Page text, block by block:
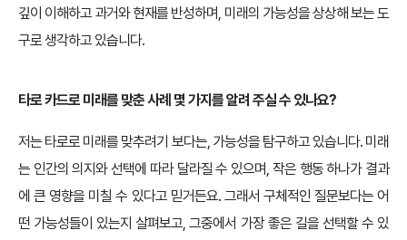
깊이 이해하고 과거와 현재를 반성하며, 미래의 가능성을 상상해 보는 도
구로 생각하고 있습니다.
타로 카드로 미래를 맞춘 사례 몇 가지를 알려 주실 수 있나요?
저는 타로로 미래를 맞추려기 보다는, 가능성을 탐구하고 있습니다. 미래
는 인간의 의지와 선택에 따라 달라질 수 있으며, 작은 행동 하나가 결과
에 큰 영향을 미칠 수 있다고 믿거든요. 그래서 구체적인 질문보다는 어
떤 가능성들이 있는지 살펴보고, 그중에서 가장 좋은 길을 선택할 수 있